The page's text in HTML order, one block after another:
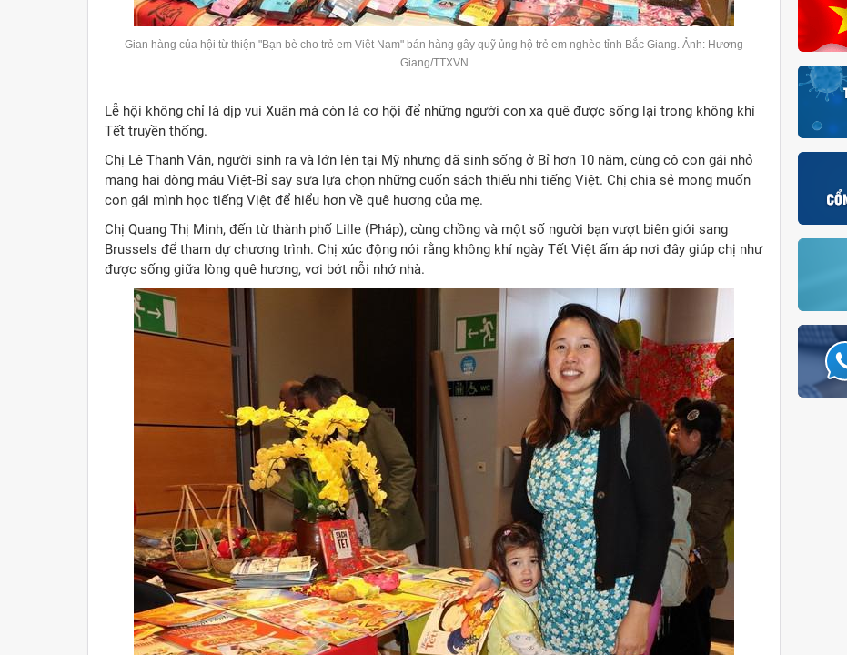
Gian hàng của hội từ thiện "Bạn bè cho trẻ em Việt Nam" bán hàng gây quỹ ủng hộ trẻ em nghèo tỉnh Bắc Giang. Ảnh: Hương
Giang/TTXVN
Lễ hội không chỉ là dịp vui Xuân mà còn là cơ hội để những người con xa quê được sống lại trong không khí
Tết truyền thống.
Chị Lê Thanh Vân, người sinh ra và lớn lên tại Mỹ nhưng đã sinh sống ở Bỉ hơn 10 năm, cùng cô con gái nhỏ
mang hai dòng máu Việt-Bỉ say sưa lựa chọn những cuốn sách thiếu nhi tiếng Việt. Chị chia sẻ mong muốn
con gái mình học tiếng Việt để hiểu hơn về quê hương của mẹ.
Chị Quang Thị Minh, đến từ thành phố Lille (Pháp), cùng chồng và một số người bạn vượt biên giới sang
Brussels để tham dự chương trình. Chị xúc động nói rằng không khí ngày Tết Việt ấm áp nơi đây giúp chị như
được sống giữa lòng quê hương, vơi bớt nỗi nhớ nhà.